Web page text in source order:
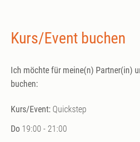
Kurs/Event buchen
Ich möchte für meine(n) Partner(in)
buchen:
Kurs/Event: Quickstep
Do 19:00 - 21:00